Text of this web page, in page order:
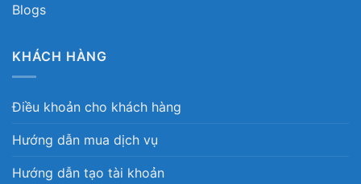
Blogs
KHÁCH HÀNG
Điều khoản cho khách hàng
Hướng dẫn mua dịch vụ
Hướng dẫn tạo tài khoản